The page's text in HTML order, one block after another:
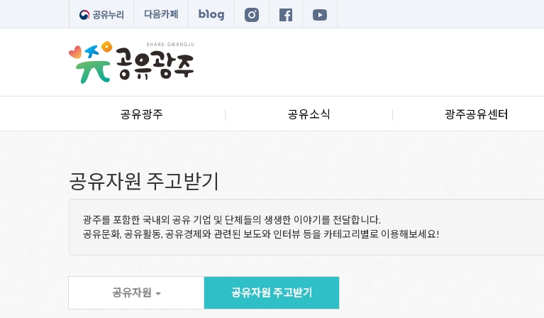
다음카페
공유광주 공유소식 광주공유센터
공유자원 주고받기
광주를 포함한 국내외 공유 기업 및 단체들의 생생한 이야기를 전달합니다.
공유문화, 공유활동, 공유경제와 관련된 보도와 인터뷰 등을 카테고리별로 이용해보세요!
공유자원 공유자원 주고받기